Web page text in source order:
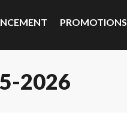
PROMOTIONS
2026